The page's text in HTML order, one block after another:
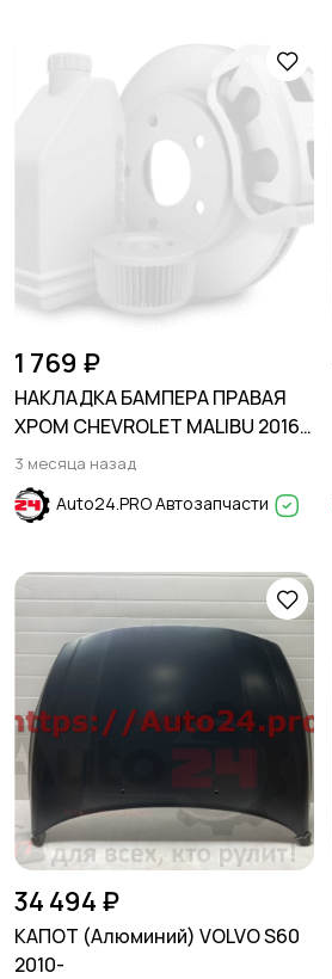
1 769 ₽
НАКЛАДКА БАМПЕРА ПРАВАЯ
ХРОМ CHEVROLET MALIBU 2016-
2018
3 месяца назад
Auto24.PRO Автозапчасти
34 494 ₽
КАПОТ (Алюминий) VOLVO S60
2010-